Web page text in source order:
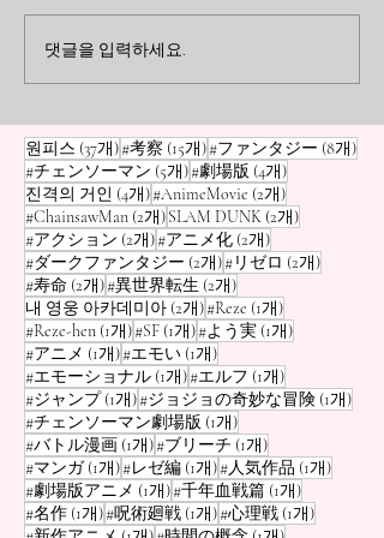
「최흉 우주인」 위험도
랭킹
무입니다! 『단다단』에는 집
요하게 모모 일행을 노리는
타나는 끈질김이 정말 기분 나
쁩니다. 하지만 만화계를 둘러
보면, 지구를, 아니 우주 자체
를 날려버릴 수 있는 「위험한
우주인」이 수두룩합니다. 그
래서 이번에는 오사무의 독단
과 편견으로 뽑은 「만화계 최
흉 우주인 위험도
댓글을 입력하세요.
원피스 (37개)게시물 37개
#考察 (15개)게시물 15개
#ファンタジー (8개)게
#チェンソーマン (5개)게시물 5개
#劇場版 (4개)게시물 4개
진격의 거인 (4개)게시물 4개
#AnimeMovie (2개)게시물 2개
#ChainsawMan (2개)게시물 2개
SLAM DUNK (2개)게시물 2개
#アクション (2개)게시물 2개
#アニメ化 (2개)게시물 2개
#ダークファンタジー (2개)게시물 2개
#リゼロ (2개)게시물 2
#寿命 (2개)게시물 2개
#異世界転生 (2개)게시물 2개
내 영웅 아카데미아 (2개)게시물 2개
#Reze (1개)게시물 1개
#Reze-hen (1개)게시물 1개
#SF (1개)게시물 1개
#よう実 (1개)게시물 1개
#アニメ (1개)게시물 1개
#エモい (1개)게시물 1개
#エモーショナル (1개)게시물 1개
#エルフ (1개)게시물 1개
#ジャンプ (1개)게시물 1개
#ジョジョの奇妙な冒険 (1개)게시
#チェンソーマン劇場版 (1개)게시물 1개
#バトル漫画 (1개)게시물 1개
#ブリーチ (1개)게시물 1개
#マンガ (1개)게시물 1개
#レゼ編 (1개)게시물 1개
#人気作品 (1개)게시물
#劇場版アニメ (1개)게시물 1개
#千年血戦篇 (1개)게시물 1개
#名作 (1개)게시물 1개
#呪術廻戦 (1개)게시물 1개
#心理戦 (1개)게시물 1개